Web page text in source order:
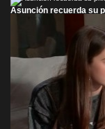
Asunción recuerda su